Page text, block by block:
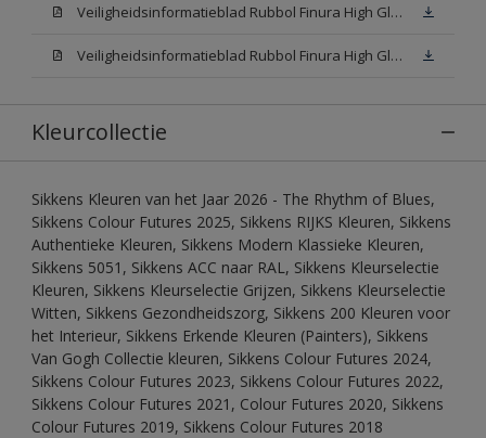
Veiligheidsinformatieblad Rubbol Finura High Gloss White (MSDS)
Veiligheidsinformatieblad Rubbol Finura High Gloss N00 (MSDS)
Kleurcollectie
Sikkens Kleuren van het Jaar 2026 - The Rhythm of Blues,
Sikkens Colour Futures 2025, Sikkens RIJKS Kleuren, Sikkens
Authentieke Kleuren, Sikkens Modern Klassieke Kleuren,
Sikkens 5051, Sikkens ACC naar RAL, Sikkens Kleurselectie
Kleuren, Sikkens Kleurselectie Grijzen, Sikkens Kleurselectie
Witten, Sikkens Gezondheidszorg, Sikkens 200 Kleuren voor
het Interieur, Sikkens Erkende Kleuren (Painters), Sikkens
Van Gogh Collectie kleuren, Sikkens Colour Futures 2024,
Sikkens Colour Futures 2023, Sikkens Colour Futures 2022,
Sikkens Colour Futures 2021, Colour Futures 2020, Sikkens
Colour Futures 2019, Sikkens Colour Futures 2018